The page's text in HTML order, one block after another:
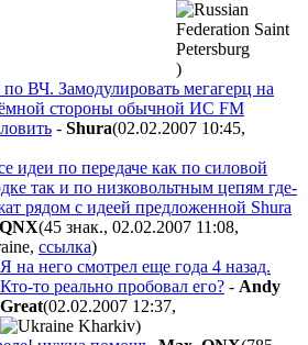
)
ВЧ. Замодулировать мегагерц на
стороны обычной ИС FM
- Shura(02.02.2007 10:45,
идеи по передаче как по силовой
так и по низковольтным цепям где-
рядом с идеей предложенной Shura
(45 знак., 02.02.2007 11:08,
, ссылка)
Я на него смотрел еще года 4 назад.
Кто-то реально пробовал его? - Andy
Great(02.02.2007 12:37,
)